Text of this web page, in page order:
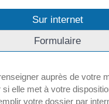
Sur internet
Formulaire
auprès de votre
si elle met à votre
votre dossier par